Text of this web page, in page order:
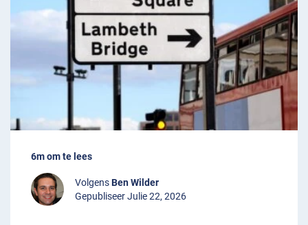
6m om te lees
VolgensBen Wilder
Gepubliseer Julie 22, 2026